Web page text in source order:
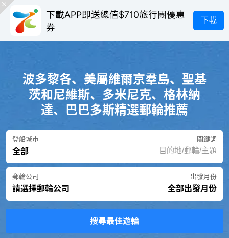
下載APP即送總值$710旅行團優惠
券
下載
波多黎各、美屬維爾京羣島、聖基
茨和尼維斯、多米尼克、格林納
達、巴巴多斯精選郵輪推薦
登船城市
全部
關鍵詞
郵輪公司
請選擇郵輪公司
出發月份
全部出發月份
搜尋最佳遊輪